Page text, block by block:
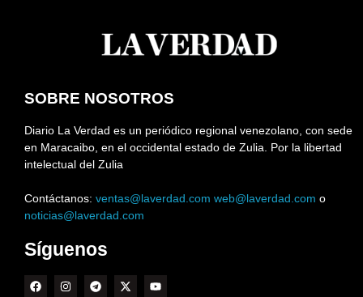
SOBRE NOSOTROS
Diario La Verdad es un periódico regional venezolano, con sede
en Maracaibo, en el occidental estado de Zulia. Por la libertad
intelectual del Zulia
Contáctanos: ventas@laverdad.com web@laverdad.com o
noticias@laverdad.com
Síguenos